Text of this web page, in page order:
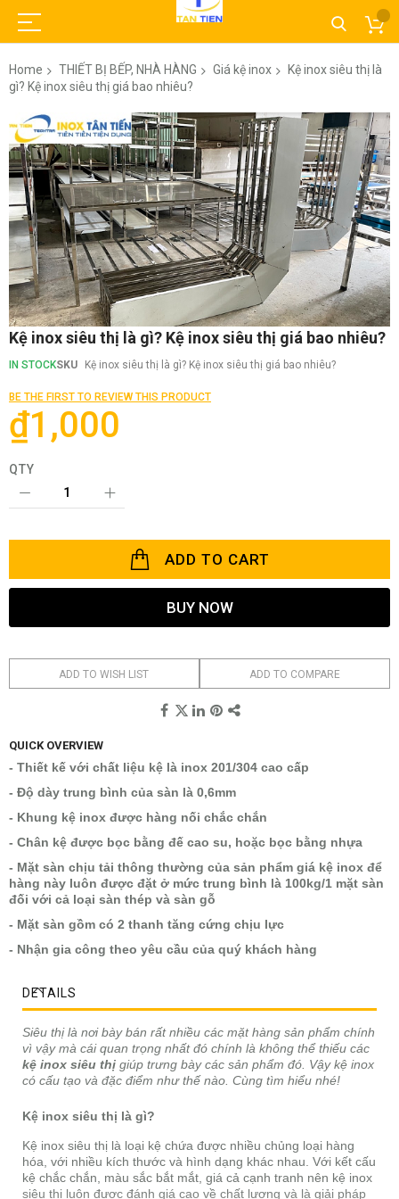
Home THIẾT BỊ BẾP, NHÀ HÀNG Giá kệ inox
Kệ inox siêu thị là
gì? Kệ inox siêu thị giá bao nhiêu?
Skip
to
the
end
of
the
images
gallery
Skip
the
of
the
images
gallery
Kệ inox siêu thị là gì? Kệ inox siêu thị giá bao nhiêu?
IN STOCKSKU Kệ inox siêu thị là gì? Kệ inox siêu thị giá bao nhiêu?
BE THE FIRST TO REVIEW THIS PRODUCT
₫1,000
QTY
ADD TO CART
BUY NOW
ADD TO WISH LIST ADD TO COMPARE
QUICK OVERVIEW
- Thiết kế với chất liệu kệ là inox 201/304 cao cấp
- Độ dày trung bình của sàn là 0,6mm
- Khung kệ inox được hàng nối chắc chắn
- Chân kệ được bọc bằng đế cao su, hoặc bọc bằng nhựa
- Mặt sàn chịu tải thông thường của sản phẩm giá kệ inox để
hàng này luôn được đặt ở mức trung bình là 100kg/1 mặt sàn
đối với cả loại sàn thép và sàn gỗ
- Mặt sàn gồm có 2 thanh tăng cứng chịu lực
- Nhận gia công theo yêu cầu của quý khách hàng
DETAILS
Siêu thị là nơi bày bán rất nhiều các mặt hàng sản phẩm chính
vì vậy mà cái quan trọng nhất đó chính là không thể thiếu các
kệ inox siêu thị giúp trưng bày các sản phẩm đó. Vậy kệ inox
có cấu tạo và đặc điểm như thế nào. Cùng tìm hiểu nhé!
Kệ inox siêu thị là gì?
Kệ inox siêu thị là loại kệ chứa được nhiều chủng loại hàng
hóa, với nhiều kích thước và hình dạng khác nhau. Với kết cấu
kệ chắc chắn, màu sắc bắt mắt, giá cả cạnh tranh nên kệ inox
siêu thị luôn được đánh giá cao về chất lượng và là giải pháp